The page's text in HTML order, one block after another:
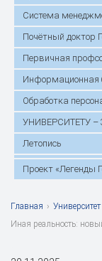
Система
Почётный доктор
Первичная
Информационная
Обработка
УНИВЕРСИТЕТУ –
Летопись
Проект «Легенды
Главная › Университет
Иная реальность: